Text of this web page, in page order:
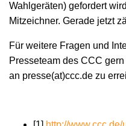
Wahlgeräten) gefordert
Mitzeichner. Gerade jetzt
Für weitere Fragen und
Presseteam des CCC
an presse(at)ccc.de zu